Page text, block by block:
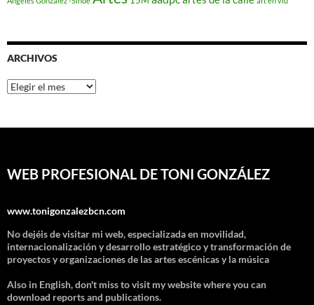
ARCHIVOS
Archivos
WEB PROFESIONAL DE TONI GONZÁLEZ
www.tonigonzalezbcn.com
No dejéis de visitar mi web, especializada en movilidad,
internacionalización y desarrollo estratégico y transformación de
proyectos y organizaciones de las artes escénicas y la música
Also in English, don't miss to visit my website where you can
download reports and publications.